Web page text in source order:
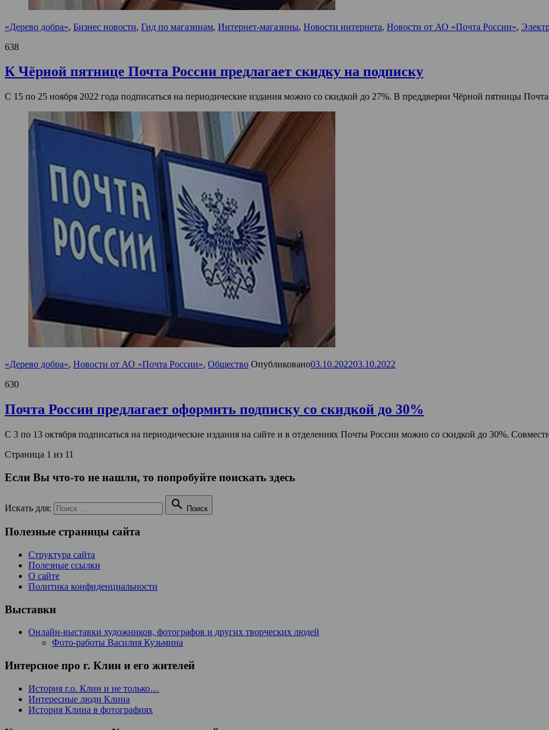
«Дерево добра», Бизнес новости, Гид по магазинам, Интернет-магазины, Новости интернета, Новости от АО «Почта России»,
638
К Чёрной пятнице Почта России предлагает скидку на подписку
С 15 по 25 ноября 2022 года подписаться на периодические издания можно со скидкой до 27%. В преддверии Чёрной пятницы
«Дерево добра», Новости от АО «Почта России», Общество Опубликовано03.10.202203.10.2022
630
Почта России предлагает оформить подписку со скидкой до 30%
С 3 по 13 октября подписаться на периодические издания на сайте и в отделениях Почты России можно со скидкой до 30%.
Страница 1 из 11
Если Вы что-то не нашли, то попробуйте поискать здесь
Искать для:  Поиск
Полезные страницы сайта
Структура сайта
Полезные ссылки
О сайте
Политика конфиденциальности
Выставки
Онлайн-выставки художников, фотографов и других творческих людей
Фото-работы Василия Кузьмина
Интерсное про г. Клин и его жителей
История г.о. Клин и не только…
Интересные люди Клина
История Клина в фотографиях